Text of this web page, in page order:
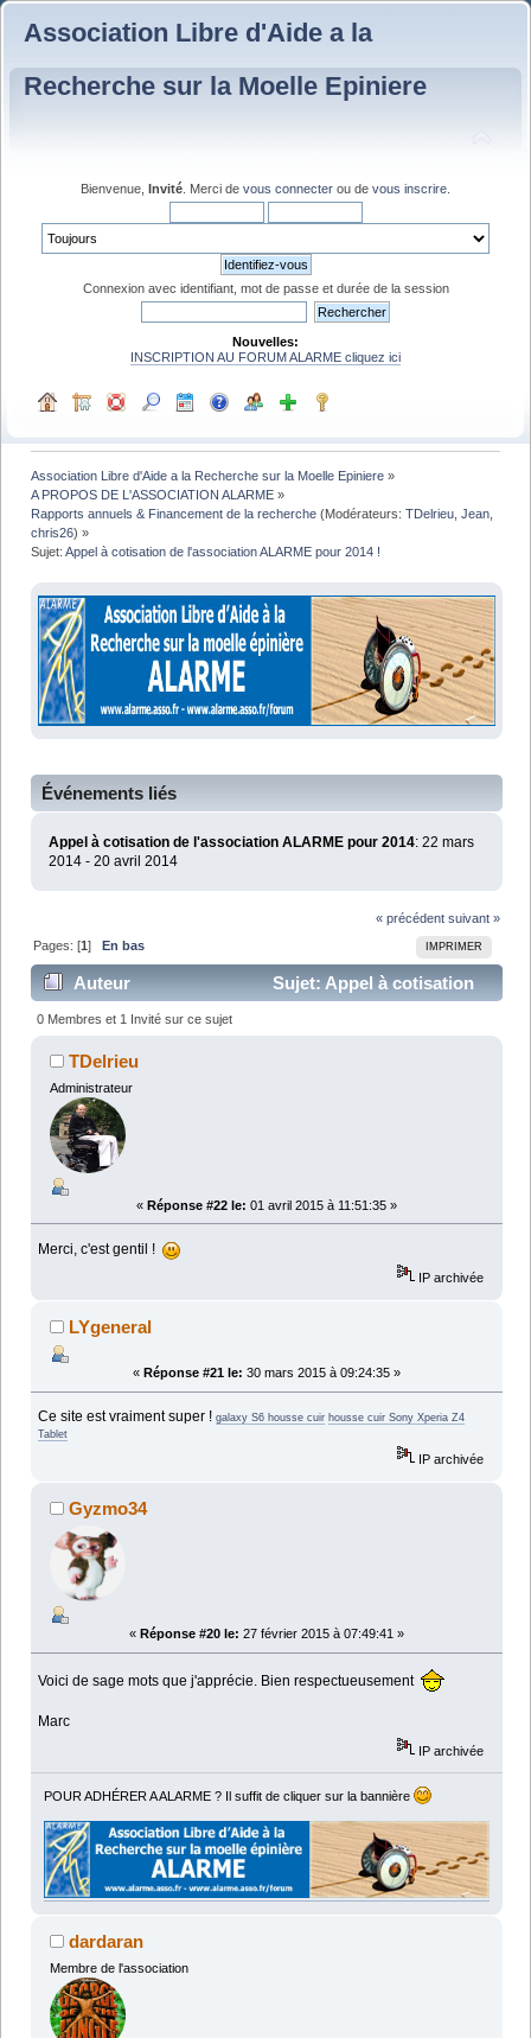
Association Libre d'Aide a la
Recherche sur la Moelle Epiniere
Bienvenue, Invité . Merci de vous connecter ou de vous inscrire
Connexion avec identifiant, mot de passe et durée de la session
Nouvelles:
INSCRIPTION AU FORUM ALARME cliquez ici
Association Libre d'Aide a la Recherche sur la Moelle Epiniere »
A PROPOS DE L'ASSOCIATION ALARME »
Rapports annuels & Financement de la recherche (Modérateurs:TDelrieu ,Jean
chris26) »
Sujet:Appel à cotisation de l'association ALARME pour 2014 !
Événements liés
Appel à cotisation de l'association ALARME pour 2014: 22 mars
2014 - 20 avril 2014
« précédent suivant »
IMPRIMER
Pages: [1]En bas
Auteur
Sujet: Appel à cotisation
de l'association ALARME pour 2014 ! (Lu 29990 fois)
0 Membres et 1 Invité sur ce sujet
TDelrieu
Administrateur
« Réponse #22 le: 01 avril 2015 à 11:51:35 »
Merci, c'est gentil !
IP archivée
LYgeneral
« Réponse #21 le: 30 mars 2015 à 09:24:35 »
Ce site est vraiment super !galaxy S6 housse cuir housse cuir Sony Xperia Z4
Tablet
IP archivée
Gyzmo34
« Réponse #20 le: 27 février 2015 à 07:49:41 »
Voici de sage mots que j'apprécie. Bien respectueusement
Marc
IP archivée
POUR ADHÉRER A ALARME ? Il suffit de cliquer sur la bannière
dardaran
Membre de l'association